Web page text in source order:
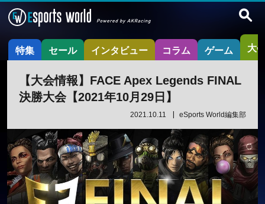
特集 セール インタビュー コラム ゲーム 大
【大会情報】FACE Apex Legends FINAL
決勝大会【2021年10月29日】
2021.10.11 eSports World編集部